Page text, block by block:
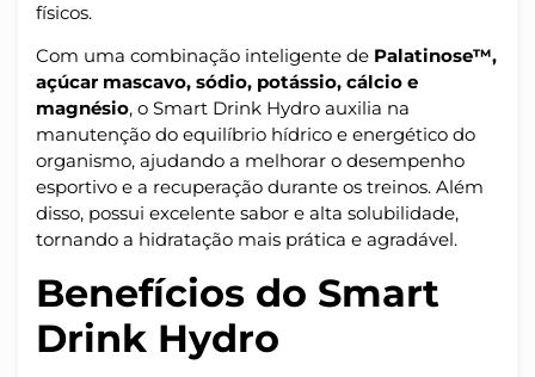
físicos.
Com uma combinação inteligente de Palatinose™,
açúcar mascavo, sódio, potássio, cálcio e
magnésio, o Smart Drink Hydro auxilia na
manutenção do equilíbrio hídrico e energético do
organismo, ajudando a melhorar o desempenho
esportivo e a recuperação durante os treinos. Além
disso, possui excelente sabor e alta solubilidade,
tornando a hidratação mais prática e agradável.
Benefícios do Smart
Drink Hydro